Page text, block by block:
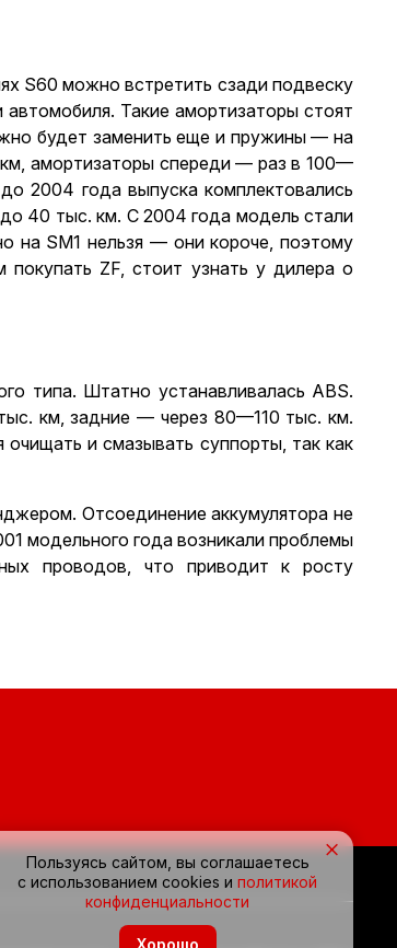
S60 можно встретить сзади подвеску
Такие амортизаторы стоят
будет заменить еще и пружины — на
амортизаторы спереди — раз в 100—
2004 года выпуска комплектовались
40 тыс. км. С 2004 года модель стали
на SM1 нельзя — они короче, поэтому
ZF, стоит узнать у дилера о
типа. Штатно устанавливалась ABS.
км, задние — через 80—110 тыс. км.
и смазывать суппорты, так как
Отсоединение аккумулятора не
модельного года возникали проблемы
проводов, что приводит к росту
×
Пользуясь сайтом, вы соглашаетесь
с использованием cookies и политикой
конфиденциальности
Хорошо